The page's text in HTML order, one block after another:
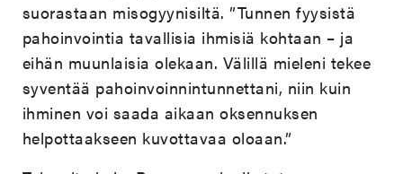
suorastaan misogyynisiltä. ”Tunnen fyysistä
pahoinvointia tavallisia ihmisiä kohtaan – ja
eihän muunlaisia olekaan. Välillä mieleni tekee
syventää pahoinvoinnintunnettani, niin kuin
ihminen voi saada aikaan oksennuksen
helpottaakseen kuvottavaa oloaan.”